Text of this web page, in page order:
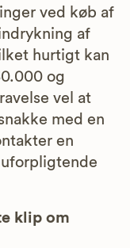
ved køb af
af
hurtigt kan
og
vel at
med en
en
klip om